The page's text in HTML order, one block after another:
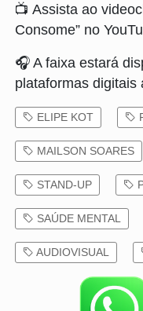
📺 Assista ao
Consome” no
🎧 A faixa estará
plataformas digitais
ELIPE KOT
MAILSON SOARES
STAND-UP
SAÚDE MENTAL
AUDIOVISUAL